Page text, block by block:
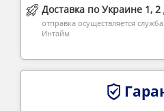
Доставка по Украине 1, 2
отправка осуществляется
Интайм